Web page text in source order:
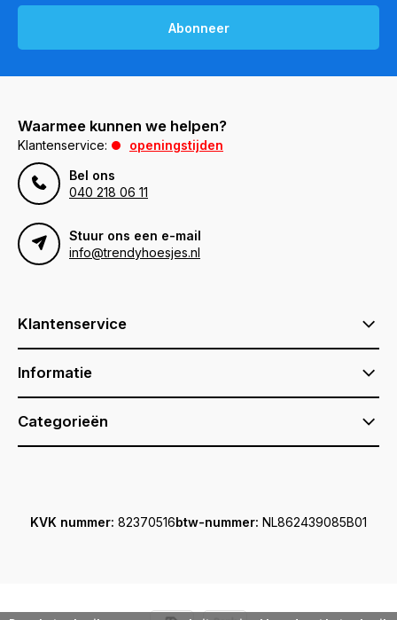
Abonneer
Waarmee kunnen we helpen?
Klantenservice:
openingstijden
Bel ons
040 218 06 11
Stuur ons een e-mail
info@trendyhoesjes.nl
Klantenservice
Informatie
Categorieën
KVK nummer: 82370516btw-nummer: NL862439085B01